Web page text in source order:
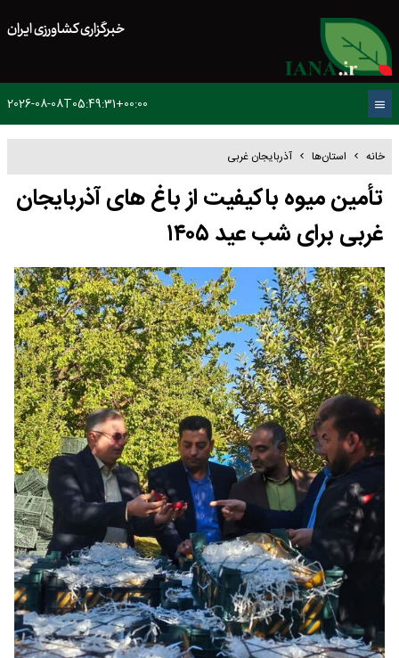
خبرگزاری کشاورزی ایران
2026-08-08T05:49:31+00:00
خانه استان‌ها آذربایجان غربی
تأمین میوه باکیفیت از باغ های آذربایجان
غربی برای شب عید ۱۴۰۵